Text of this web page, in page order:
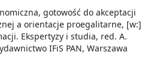
gotowość do akceptacji
a orientacje proegalitarne, [w:]
Ekspertyzy i studia, red. A.
IFiS PAN, Warszawa